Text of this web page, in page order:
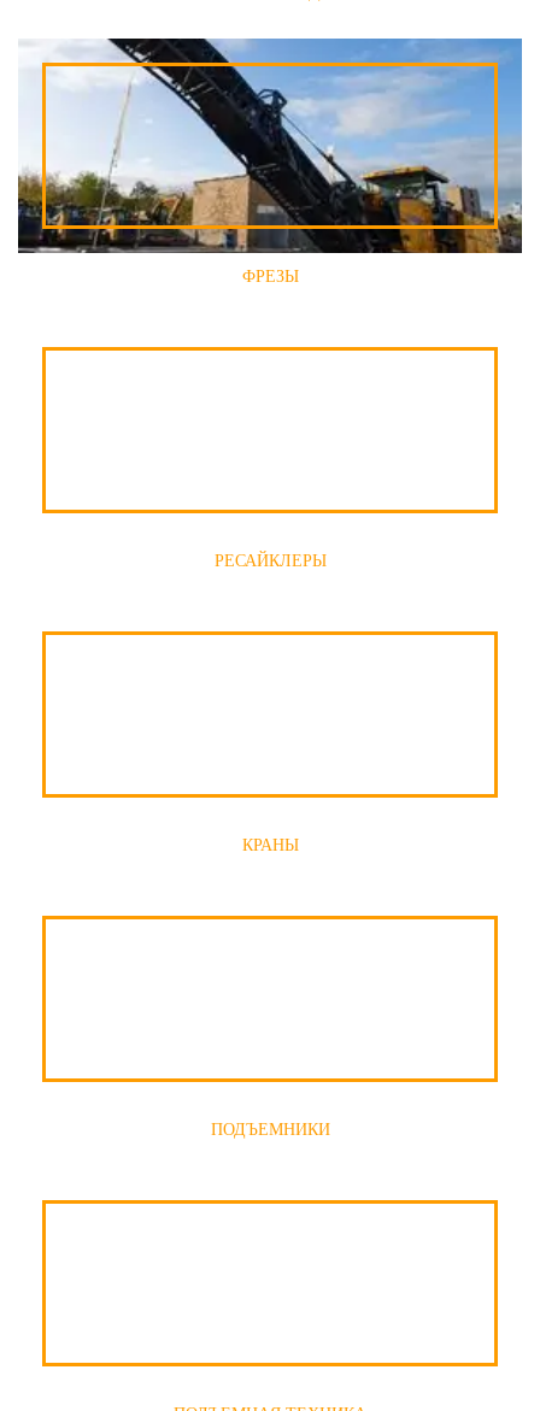
ФРЕЗЫ
РЕСАЙКЛЕРЫ
КРАНЫ
ПОДЪЕМНИКИ